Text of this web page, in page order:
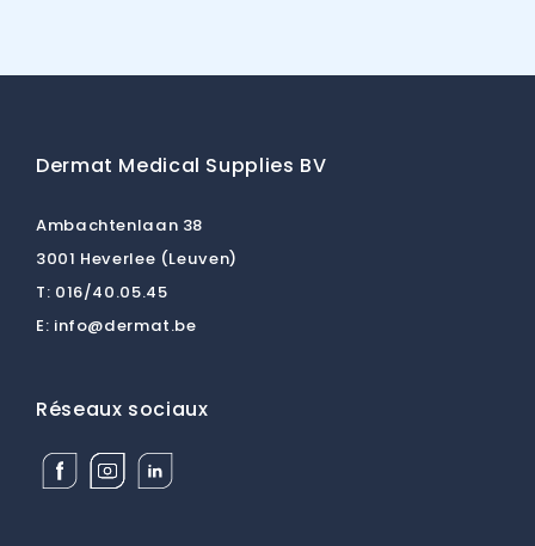
Dermat Medical Supplies BV
Ambachtenlaan 38
3001 Heverlee (Leuven)
T: 016/40.05.45
E: info@dermat.be
Réseaux sociaux
Facebook
Dermat
Instagram
Dermat
Linkedin
Dermat